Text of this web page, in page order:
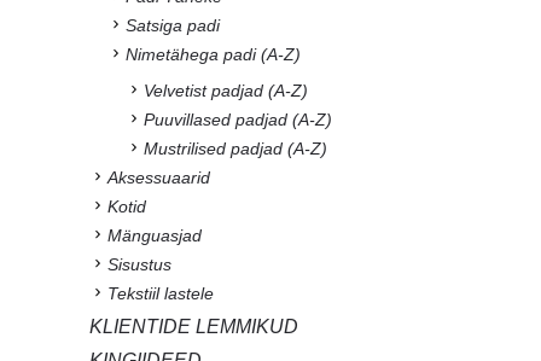
Satsiga padi
Nimetähega padi (A-Z)
Velvetist padjad (A-Z)
Puuvillased padjad (A-Z)
Mustrilised padjad (A-Z)
Aksessuaarid
Kotid
Mänguasjad
Sisustus
Tekstiil lastele
KLIENTIDE LEMMIKUD